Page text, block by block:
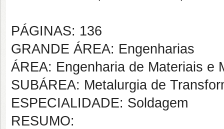
PÁGINAS: 136
GRANDE ÁREA: Engenharias
ÁREA: Engenharia de Materiais e
SUBÁREA: Metalurgia de
ESPECIALIDADE: Soldagem
RESUMO: